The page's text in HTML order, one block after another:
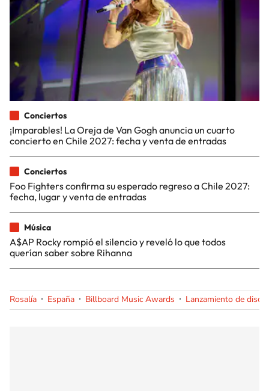
Conciertos
¡Imparables! La Oreja de Van Gogh anuncia un cuarto
concierto en Chile 2027: fecha y venta de entradas
Conciertos
Foo Fighters confirma su esperado regreso a Chile 2027:
fecha, lugar y venta de entradas
Música
A$AP Rocky rompió el silencio y reveló lo que todos
querían saber sobre Rihanna
Rosalía España Billboard Music Awards Lanzamiento de disco